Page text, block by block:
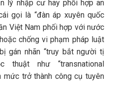
lý nhập cư hay phối hợp an
gọi là “đàn áp xuyên quốc
Việt Nam phối hợp với nước
chống vi phạm pháp luật
gán nhãn “truy bắt người tị
thuật như “transnational
trở thành công cụ tuyên